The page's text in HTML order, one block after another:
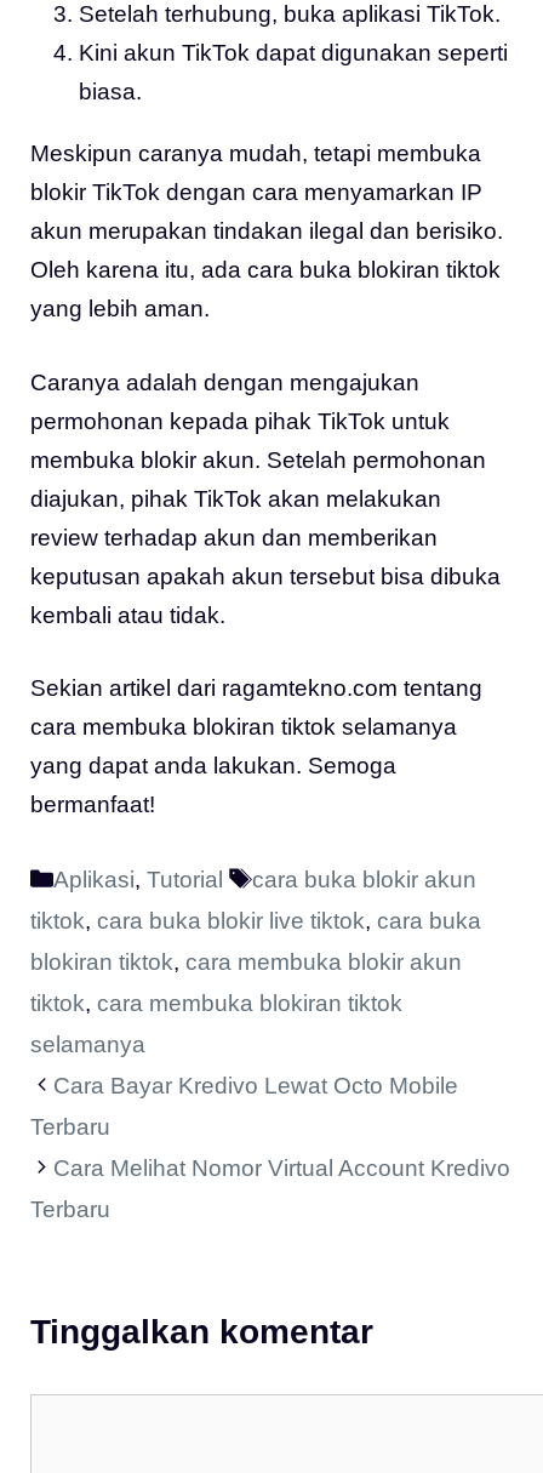
Setelah terhubung, buka aplikasi TikTok.
Kini akun TikTok dapat digunakan seperti
biasa.
Meskipun caranya mudah, tetapi membuka
blokir TikTok dengan cara menyamarkan IP
akun merupakan tindakan ilegal dan berisiko.
Oleh karena itu, ada cara buka blokiran tiktok
yang lebih aman.
Caranya adalah dengan mengajukan
permohonan kepada pihak TikTok untuk
membuka blokir akun. Setelah permohonan
diajukan, pihak TikTok akan melakukan
review terhadap akun dan memberikan
keputusan apakah akun tersebut bisa dibuka
kembali atau tidak.
Sekian artikel dari ragamtekno.com tentang
cara membuka blokiran tiktok selamanya
yang dapat anda lakukan. Semoga
bermanfaat!
Kategori
Aplikasi, Tutorial Tag
cara buka blokir akun
tiktok, cara buka blokir live tiktok, cara buka
blokiran tiktok, cara membuka blokir akun
tiktok, cara membuka blokiran tiktok
selamanya
Cara Bayar Kredivo Lewat Octo Mobile
Terbaru
Cara Melihat Nomor Virtual Account Kredivo
Terbaru
Tinggalkan komentar